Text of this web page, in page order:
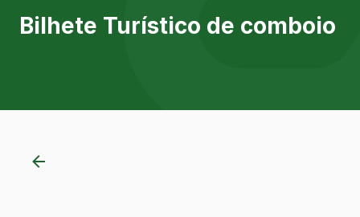
Bilhete Turístico de comboio